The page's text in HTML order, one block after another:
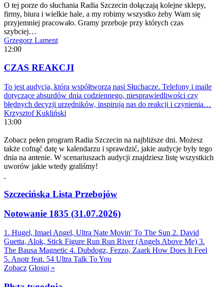
O tej porze do słuchania Radia Szczecin dołączają kolejne sklepy,
firmy, biura i wielkie hale, a my robimy wszystko żeby Wam się
przyjemniej pracowało. Gramy przeboje przy których czas
szybciej…
Grzegorz Lament
12:00
CZAS REAKCJI
To jest audycja, którą współtworzą nasi Słuchacze. Telefony i maile
dotyczące absurdów dnia codziennego, niesprawiedliwości czy
błędnych decyzji urzędników, inspirują nas do reakcji i czynienia…
Krzysztof Kukliński
13:00
Zobacz pełen program Radia Szczecin na najbliższe dni. Możesz
także cofnąć datę w kalendarzu i sprawdzić, jakie audycje były tego
dnia na antenie. W scenariuszach audycji znajdziesz listę wszystkich
uworów jakie wtedy graliśmy!
Szczecińska Lista Przebojów
Notowanie 1835 (31.07.2026)
1. Hugel, Imael Angel, Ultra Nate Movin' To The Sun 2. David
Guetta, Alok, Stick Figure Run Run River (Angels Above Me) 3.
The Bausa Magnetic 4. Dubdogz, Fezzo, Zaark How Does It Feel
5. Anotr feat. 54 Ultra Talk To You
Zobacz Głosuj »